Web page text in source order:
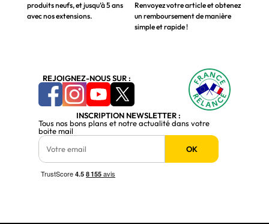
produits neufs, et jusqu’à 5 ans
avec nos extensions.
Renvoyez votre article et obtenez
un remboursement de manière
simple et rapide !
REJOIGNEZ-NOUS SUR :
INSCRIPTION NEWSLETTER :
Tous nos bons plans et notre actualité dans votre
boite mail
OK